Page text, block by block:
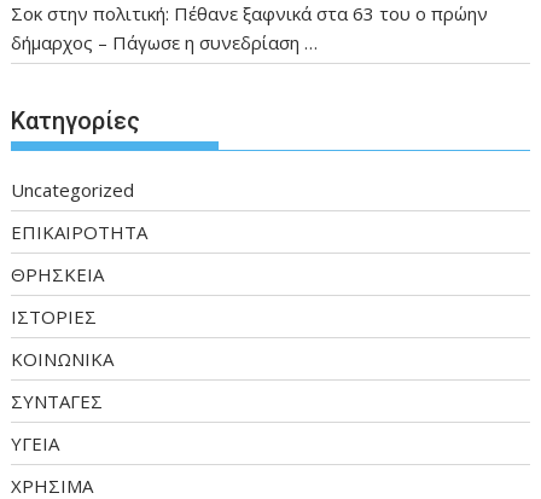
Σοκ στην πολιτική: Πέθανε ξαφνικά στα 63 του ο πρώην
δήμαρχος – Πάγωσε η συνεδρίαση …
Kατηγορίες
Uncategorized
ΕΠΙΚΑΙΡΟΤΗΤΑ
ΘΡΗΣΚΕΙΑ
ΙΣΤΟΡΙΕΣ
ΚΟΙΝΩΝΙΚΑ
ΣΥΝΤΑΓΕΣ
ΥΓΕΙΑ
ΧΡΗΣΙΜΑ